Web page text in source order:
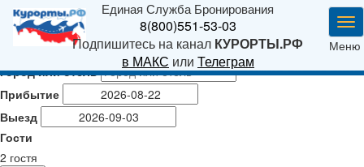
Единая Служба Бронирования
8(800)551-53-03
Подпишитесь на канал КУРОРТЫ.РФ
в МАКС или Телеграм
Меню
Город или отель
Прибытие
Выезд
Гости
2 гостя